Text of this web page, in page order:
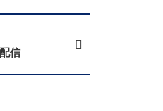
信